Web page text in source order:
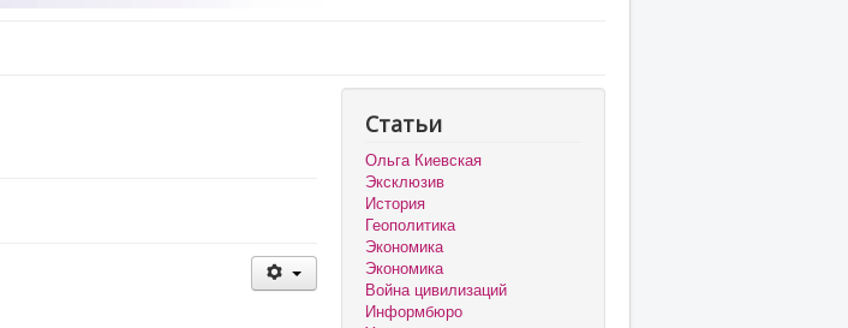
Статьи
Ольга Киевская
Эксклюзив
История
Геополитика
Экономика
Экономика
Война цивилизаций
Информбюро